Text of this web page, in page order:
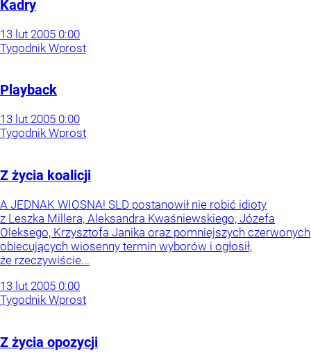
Kadry
13 lut 2005 0:00
Tygodnik Wprost
Playback
13 lut 2005 0:00
Tygodnik Wprost
Z życia koalicji
A JEDNAK WIOSNA! SLD postanowił nie robić idioty
z Leszka Millera, Aleksandra Kwaśniewskiego, Józefa
Oleksego, Krzysztofa Janika oraz pomniejszych czerwonych
obiecujących wiosenny termin wyborów i ogłosił,
że rzeczywiście...
13 lut 2005 0:00
Tygodnik Wprost
Z życia opozycji